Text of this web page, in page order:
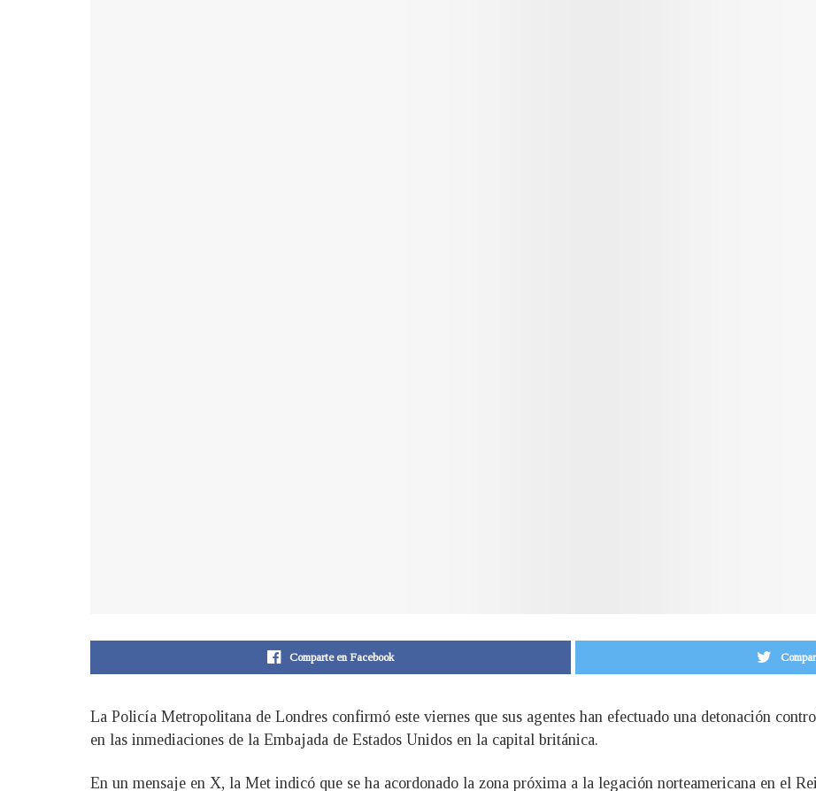
Comparte en Facebook
La Policía Metropolitana de Londres confirmó este viernes que sus agentes han efectuado una detonación
en las inmediaciones de la Embajada de Estados Unidos en la capital británica.
En un mensaje en X, la Met indicó que se ha acordonado la zona próxima a la legación norteamericana en el